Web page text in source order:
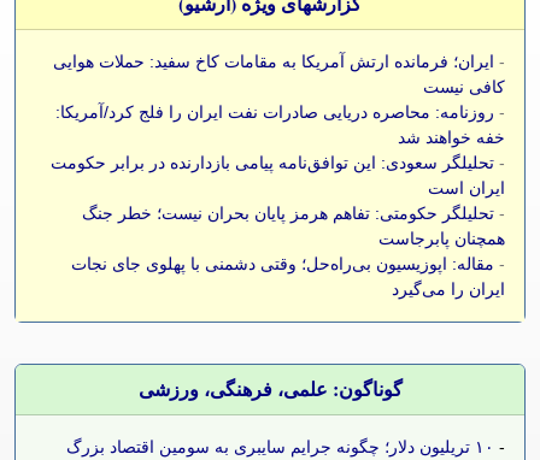
- ایران؛ فرمانده ارتش آمریکا به مقامات کاخ سفید: حملات هوایی
کافی نیست
- روزنامه: محاصره دریایی صادرات نفت ایران را فلج کرد/آمریکا:
خفه خواهند شد
- تحلیلگر سعودی: این توافق‌نامه پیامی بازدارنده در برابر حکومت
ایران است
- تحلیلگر حکومتی: تفاهم هرمز پایان بحران نیست؛ خطر جنگ
همچنان پابرجاست
- مقاله: اپوزیسیون بی‌راه‌حل؛ وقتی دشمنی با پهلوی جای نجات
ایران را می‌گیرد
گوناگون: علمی، فرهنگی، ورزشی
-
۱۰ تریلیون دلار؛ چگونه جرایم سایبری به سومین اقتصاد بزرگ